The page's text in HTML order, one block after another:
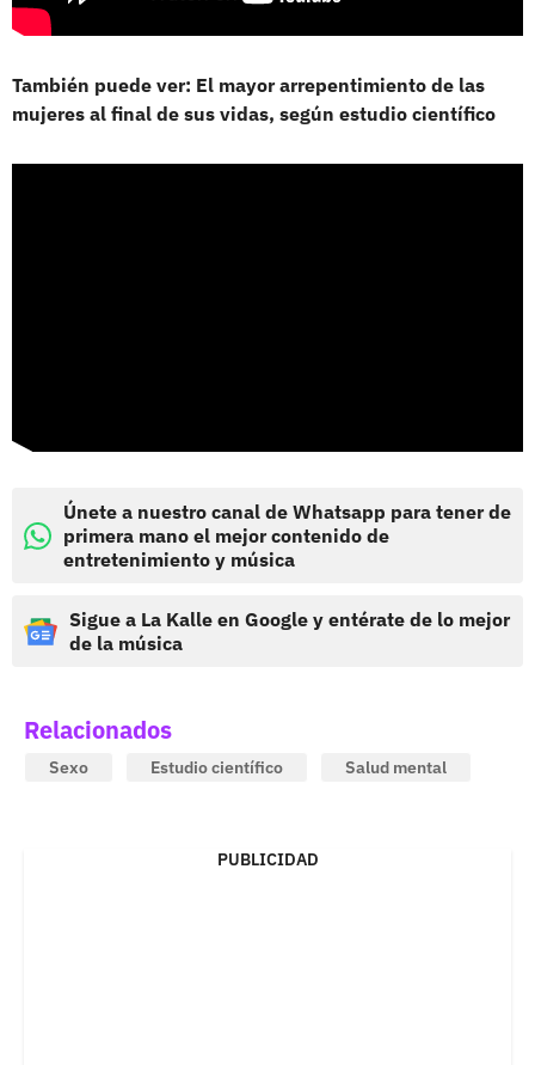
También puede ver: El mayor arrepentimiento de las
mujeres al final de sus vidas, según estudio científico
Únete a nuestro canal de Whatsapp para tener de
primera mano el mejor contenido de
entretenimiento y música
Sigue a La Kalle en Google y entérate de lo mejor
de la música
Relacionados
Sexo Estudio científico Salud mental
PUBLICIDAD